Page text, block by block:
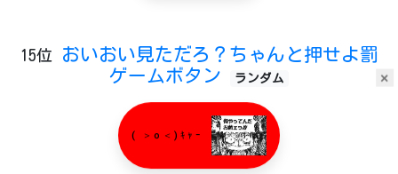
×
15位
おいおい見ただろ？ちゃんと押せよ罰
ゲームボタン
ランダム
( ＞o＜)ｷｬｰ